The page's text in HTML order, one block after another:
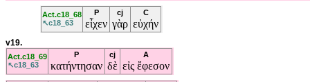
Act.c18_68
↖c18_63
P
εἶχεν
cj
γὰρ
C
εὐχήν
v19.
Act.c18_69
↖c18_63
P
κατήντησαν
cj
δὲ
A
εἰς ἔφεσον